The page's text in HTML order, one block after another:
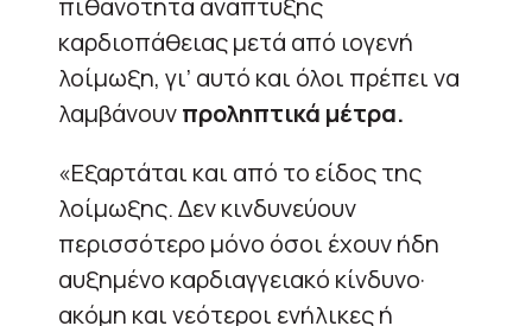
καρδιοπάθειας μετά από ιογενή
λοίμωξη, γι’ αυτό και όλοι πρέπει να
λαμβάνουνπροληπτικά μέτρα.
«Εξαρτάται και από το είδος της
λοίμωξης. Δεν κινδυνεύουν
περισσότερο μόνο όσοι έχουν ήδη
αυξημένο καρδιαγγειακό κίνδυνο·
ακόμη και νεότεροι ενήλικες ή